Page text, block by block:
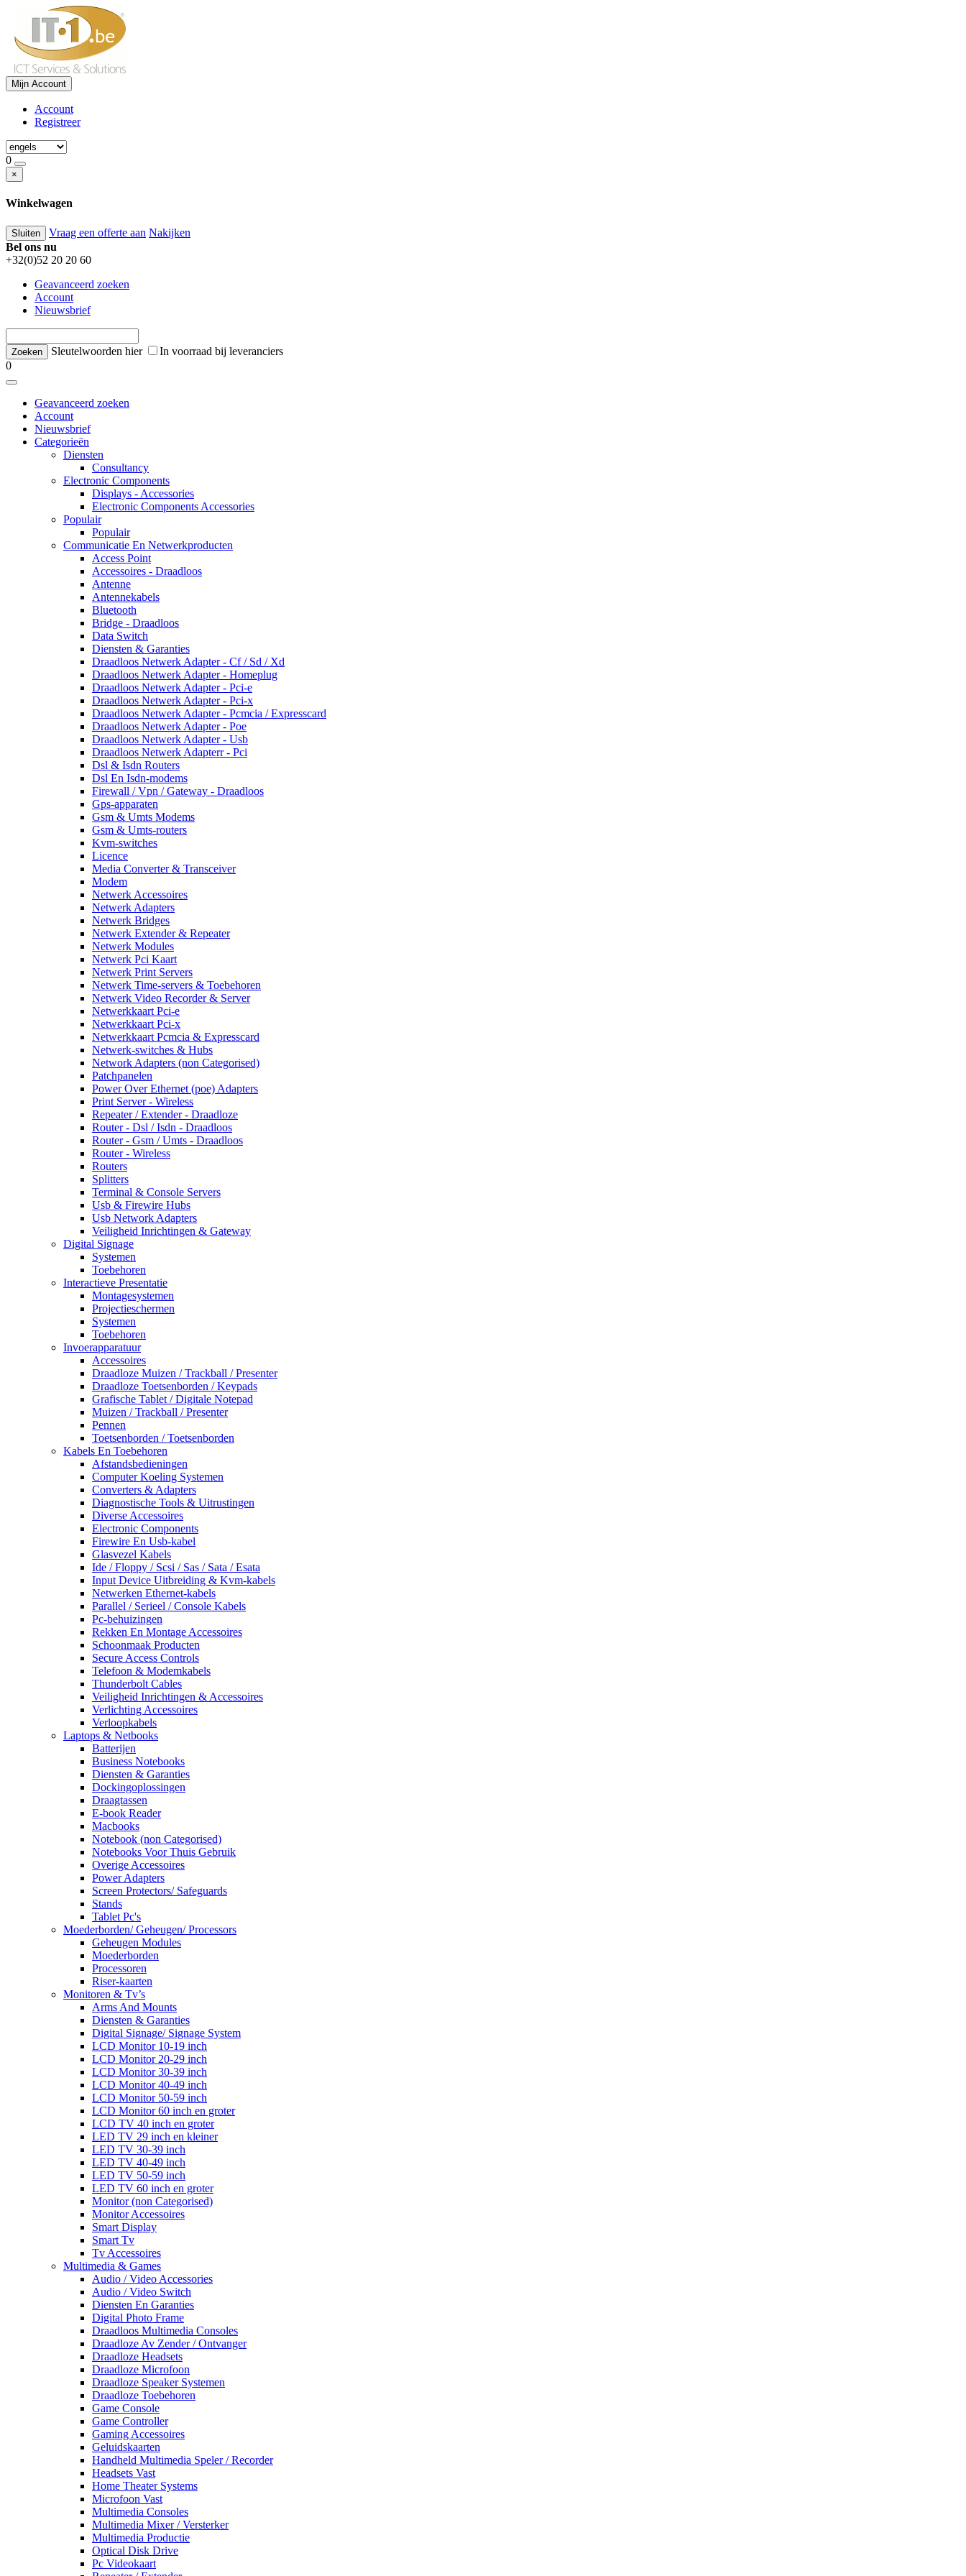
Mijn Account
Account
Registreer
0
×
Winkelwagen
Sluiten Vraag een offerte aan Nakijken
Bel ons nu
+32(0)52 20 20 60
Geavanceerd zoeken
Account
Nieuwsbrief
Sleutelwoorden hier
In voorraad bij leveranciers
0
Geavanceerd zoeken
Account
Nieuwsbrief
Categorieën
Diensten
Consultancy
Electronic Components
Displays - Accessories
Electronic Components Accessories
Populair
Populair
Communicatie En Netwerkproducten
Access Point
Accessoires - Draadloos
Antenne
Antennekabels
Bluetooth
Bridge - Draadloos
Data Switch
Diensten & Garanties
Draadloos Netwerk Adapter - Cf / Sd / Xd
Draadloos Netwerk Adapter - Homeplug
Draadloos Netwerk Adapter - Pci-e
Draadloos Netwerk Adapter - Pci-x
Draadloos Netwerk Adapter - Pcmcia / Expresscard
Draadloos Netwerk Adapter - Poe
Draadloos Netwerk Adapter - Usb
Draadloos Netwerk Adapterr - Pci
Dsl & Isdn Routers
Dsl En Isdn-modems
Firewall / Vpn / Gateway - Draadloos
Gps-apparaten
Gsm & Umts Modems
Gsm & Umts-routers
Kvm-switches
Licence
Media Converter & Transceiver
Modem
Netwerk Accessoires
Netwerk Adapters
Netwerk Bridges
Netwerk Extender & Repeater
Netwerk Modules
Netwerk Pci Kaart
Netwerk Print Servers
Netwerk Time-servers & Toebehoren
Netwerk Video Recorder & Server
Netwerkkaart Pci-e
Netwerkkaart Pci-x
Netwerkkaart Pcmcia & Expresscard
Netwerk-switches & Hubs
Network Adapters (non Categorised)
Patchpanelen
Power Over Ethernet (poe) Adapters
Print Server - Wireless
Repeater / Extender - Draadloze
Router - Dsl / Isdn - Draadloos
Router - Gsm / Umts - Draadloos
Router - Wireless
Routers
Splitters
Terminal & Console Servers
Usb & Firewire Hubs
Usb Network Adapters
Veiligheid Inrichtingen & Gateway
Digital Signage
Systemen
Toebehoren
Interactieve Presentatie
Montagesystemen
Projectieschermen
Systemen
Toebehoren
Invoerapparatuur
Accessoires
Draadloze Muizen / Trackball / Presenter
Draadloze Toetsenborden / Keypads
Grafische Tablet / Digitale Notepad
Muizen / Trackball / Presenter
Pennen
Toetsenborden / Toetsenborden
Kabels En Toebehoren
Afstandsbedieningen
Computer Koeling Systemen
Converters & Adapters
Diagnostische Tools & Uitrustingen
Diverse Accessoires
Electronic Components
Firewire En Usb-kabel
Glasvezel Kabels
Ide / Floppy / Scsi / Sas / Sata / Esata
Input Device Uitbreiding & Kvm-kabels
Netwerken Ethernet-kabels
Parallel / Serieel / Console Kabels
Pc-behuizingen
Rekken En Montage Accessoires
Schoonmaak Producten
Secure Access Controls
Telefoon & Modemkabels
Thunderbolt Cables
Veiligheid Inrichtingen & Accessoires
Verlichting Accessoires
Verloopkabels
Laptops & Netbooks
Batterijen
Business Notebooks
Diensten & Garanties
Dockingoplossingen
Draagtassen
E-book Reader
Macbooks
Notebook (non Categorised)
Notebooks Voor Thuis Gebruik
Overige Accessoires
Power Adapters
Screen Protectors/ Safeguards
Stands
Tablet Pc's
Moederborden/ Geheugen/ Processors
Geheugen Modules
Moederborden
Processoren
Riser-kaarten
Monitoren & Tv’s
Arms And Mounts
Diensten & Garanties
Digital Signage/ Signage System
LCD Monitor 10-19 inch
LCD Monitor 20-29 inch
LCD Monitor 30-39 inch
LCD Monitor 40-49 inch
LCD Monitor 50-59 inch
LCD Monitor 60 inch en groter
LCD TV 40 inch en groter
LED TV 29 inch en kleiner
LED TV 30-39 inch
LED TV 40-49 inch
LED TV 50-59 inch
LED TV 60 inch en groter
Monitor (non Categorised)
Monitor Accessoires
Smart Display
Smart Tv
Tv Accessoires
Multimedia & Games
Audio / Video Accessories
Audio / Video Switch
Diensten En Garanties
Digital Photo Frame
Draadloos Multimedia Consoles
Draadloze Av Zender / Ontvanger
Draadloze Headsets
Draadloze Microfoon
Draadloze Speaker Systemen
Draadloze Toebehoren
Game Console
Game Controller
Gaming Accessoires
Geluidskaarten
Handheld Multimedia Speler / Recorder
Headsets Vast
Home Theater Systems
Microfoon Vast
Multimedia Consoles
Multimedia Mixer / Versterker
Multimedia Productie
Optical Disk Drive
Pc Videokaart